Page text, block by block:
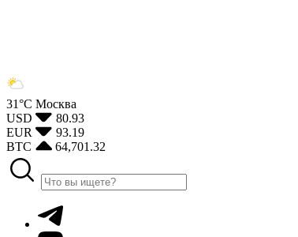
31°С Москва
USD
80.93
EUR
93.19
BTC
64,701.32